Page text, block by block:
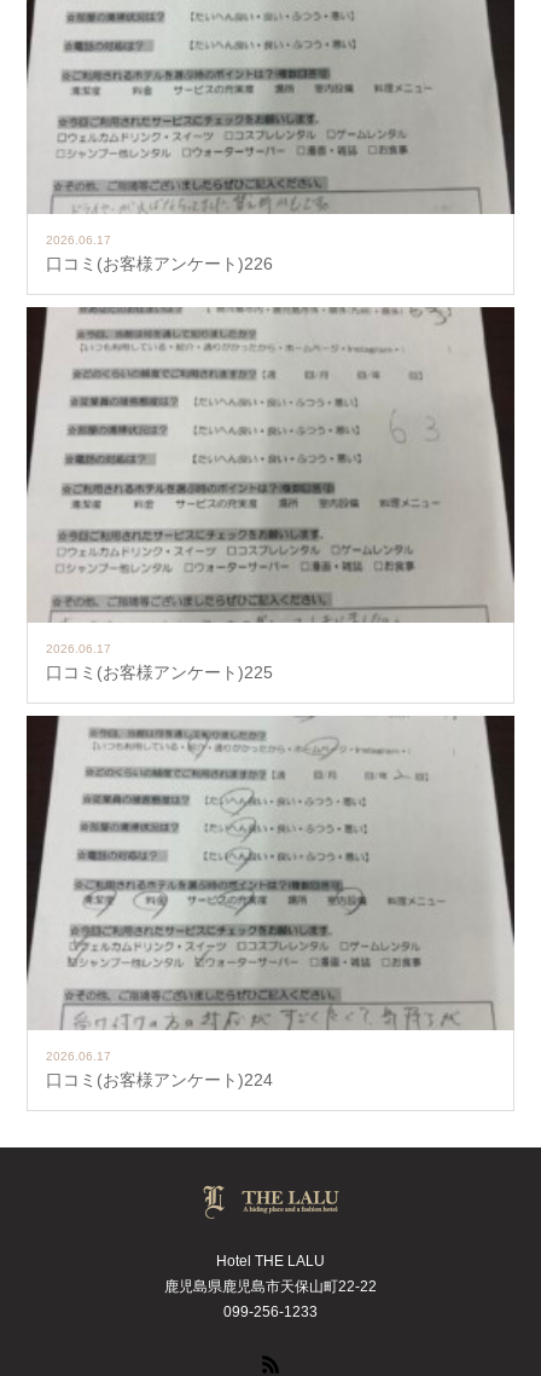
2026.06.17
口コミ(お客様アンケート)226
2026.06.17
口コミ(お客様アンケート)225
2026.06.17
口コミ(お客様アンケート)224
Hotel THE LALU
鹿児島県鹿児島市天保山町22-22
099-256-1233